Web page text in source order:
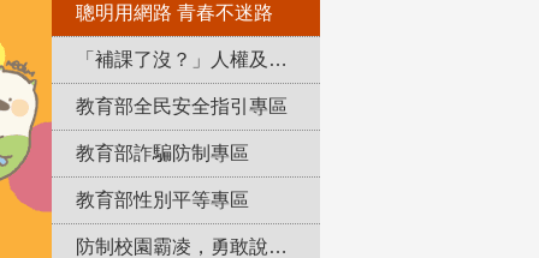
聰明用網路 青春不迷路
「補課了沒？」人權及轉型正義教育專區
教育部全民安全指引專區
教育部詐騙防制專區
教育部性別平等專區
防制校園霸凌，勇敢說出來！